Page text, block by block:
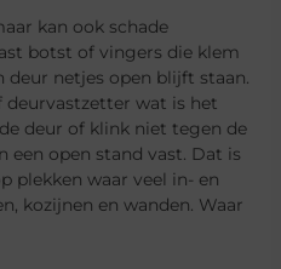
kan ook schade
botst of vingers die klem
netjes open blijft staan.
deurvastzetter wat is het
deur of klink niet tegen de
open stand vast. Dat is
plekken waar veel in- en
kozijnen en wanden. Waar